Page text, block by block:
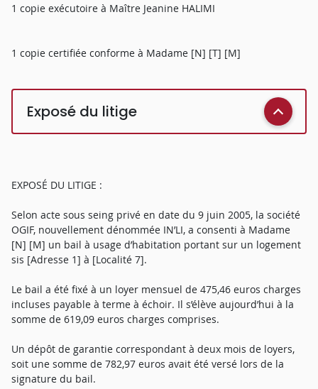
1 copie exécutoire à Maître Jeanine HALIMI
1 copie certifiée conforme à Madame [N] [T] [M]
Exposé du litige
EXPOSÉ DU LITIGE :
Selon acte sous seing privé en date du 9 juin 2005, la société
OGIF, nouvellement dénommée IN’LI, a consenti à Madame
[N] [M] un bail à usage d’habitation portant sur un logement
sis [Adresse 1] à [Localité 7].
Le bail a été fixé à un loyer mensuel de 475,46 euros charges
incluses payable à terme à échoir. Il s’élève aujourd’hui à la
somme de 619,09 euros charges comprises.
Un dépôt de garantie correspondant à deux mois de loyers,
soit une somme de 782,97 euros avait été versé lors de la
signature du bail.